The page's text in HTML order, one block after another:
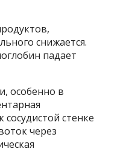
снижается.
падает
особенно в
стенке
через